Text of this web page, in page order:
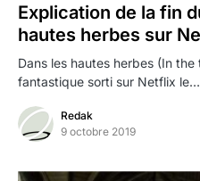
Explication de la fin
hautes herbes sur
Dans les hautes herbes (In
fantastique sorti sur Netflix le…
Redak
9 octobre 2019